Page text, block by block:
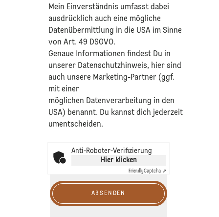
Mein Einverständnis umfasst dabei
ausdrücklich auch eine mögliche
Datenübermittlung in die USA im Sinne
von Art. 49 DSGVO.​
​Genaue Informationen findest Du in
unserer Datenschutzhinweis, hier sind
auch unsere Marketing-Partner (ggf.
mit einer
möglichen Datenverarbeitung in den
USA) benannt. Du kannst dich jederzeit
umentscheiden.
Anti-Roboter-Verifizierung
Hier klicken
FriendlyCaptcha ⇗
ABSENDEN